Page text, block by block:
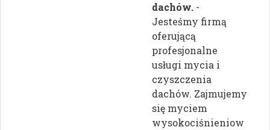
dachów. -
Jesteśmy firmą
oferującą
profesjonalne
usługi mycia i
czyszczenia
dachów. Zajmujemy
się myciem
wysokociśnieniow